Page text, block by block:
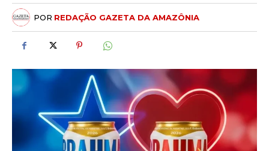
POR REDAÇÃO GAZETA DA AMAZÔNIA